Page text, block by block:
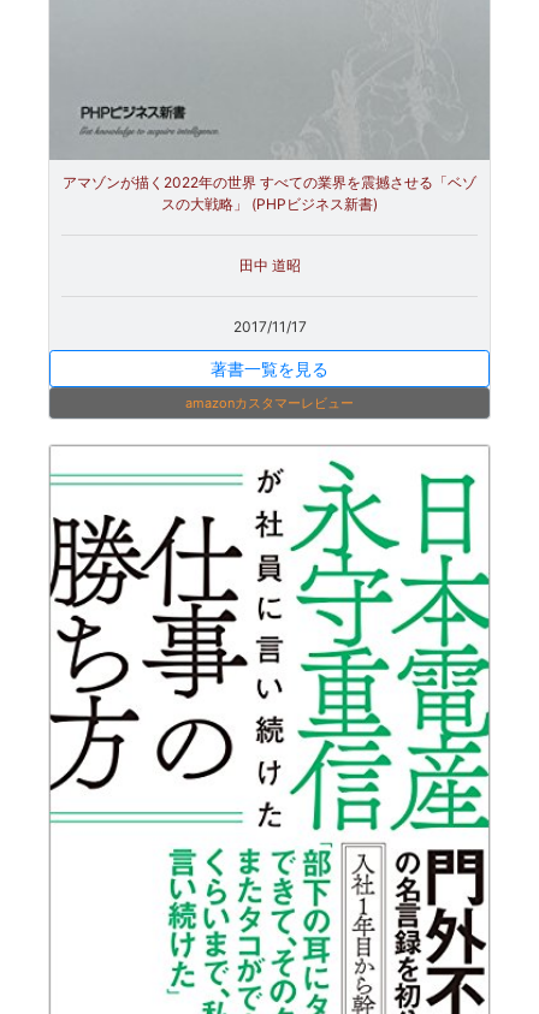
アマゾンが描く2022年の世界 すべての業界を震撼させる「ベゾ
スの大戦略」 (PHPビジネス新書)
田中 道昭
2017/11/17
著書一覧を見る
amazonカスタマーレビュー